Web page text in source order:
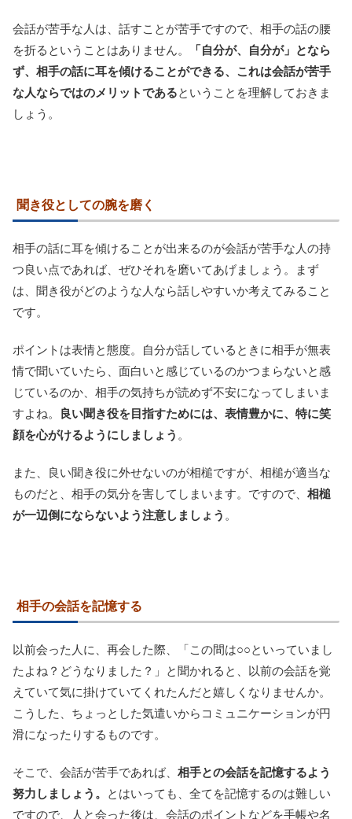
会話が苦手な人は、話すことが苦手ですので、相手の話の腰
を折るということはありません。
「自分が、自分が」となら
ず、相手の話に耳を傾けることができる、これは会話が苦手
な人ならではのメリットであるということを理解しておきま
しょう。
聞き役としての腕を磨く
相手の話に耳を傾けることが出来るのが会話が苦手な人の持
つ良い点であれば、ぜひそれを磨いてあげましょう。まず
は、聞き役がどのような人なら話しやすいか考えてみること
です。
ポイントは表情と態度。自分が話しているときに相手が無表
情で聞いていたら、面白いと感じているのかつまらないと感
じているのか、相手の気持ちが読めず不安になってしまいま
すよね。
良い聞き役を目指すためには、表情豊かに、特に笑
顔を心がけるようにしましょう 。
また、良い聞き役に外せないのが相槌ですが、相槌が適当な
ものだと、相手の気分を害してしまいます。ですので、 相槌
が一辺倒にならないよう注意しましょう 。
相手の会話を記憶する
以前会った人に、再会した際、「この間は○○といっていまし
たよね？どうなりました？」と聞かれると、以前の会話を覚
えていて気に掛けていてくれたんだと嬉しくなりませんか。
こうした、ちょっとした気遣いからコミュニケーションが円
滑になったりするものです。
そこで、会話が苦手であれば、 相手との会話を記憶するよう
努力しましょう。
とはいっても、全てを記憶するのは難しい
ですので、人と会った後は、会話のポイントなどを手帳や名